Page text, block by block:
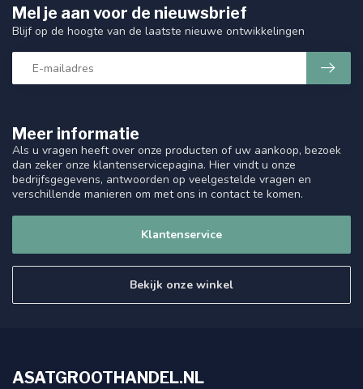
Meer informatie
Als u vragen heeft over onze producten of uw aankoop, bezoek
dan zeker onze klantenservicepagina. Hier vindt u onze
bedrijfsgegevens, antwoorden op veelgestelde vragen en
verschillende manieren om met ons in contact te komen.
Klantenservice
Bekijk onze winkel
Mel je aan voor de nieuwsbrief
Blijf op de hoogte van de laatste nieuwe ontwikkelingen
ASATGROOTHANDEL.NL